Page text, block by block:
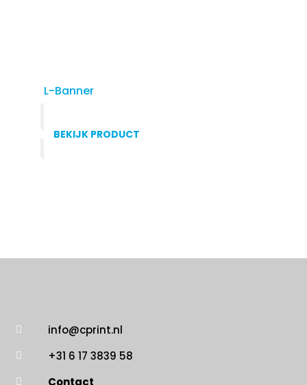
L-Banner
BEKIJK PRODUCT
 info@cprint.nl
 +31 6 17 3839 58
